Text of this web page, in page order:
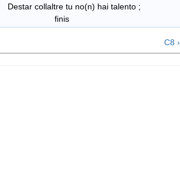
Destar collaltre tu no(n) hai talento ;
finis
C8 ›